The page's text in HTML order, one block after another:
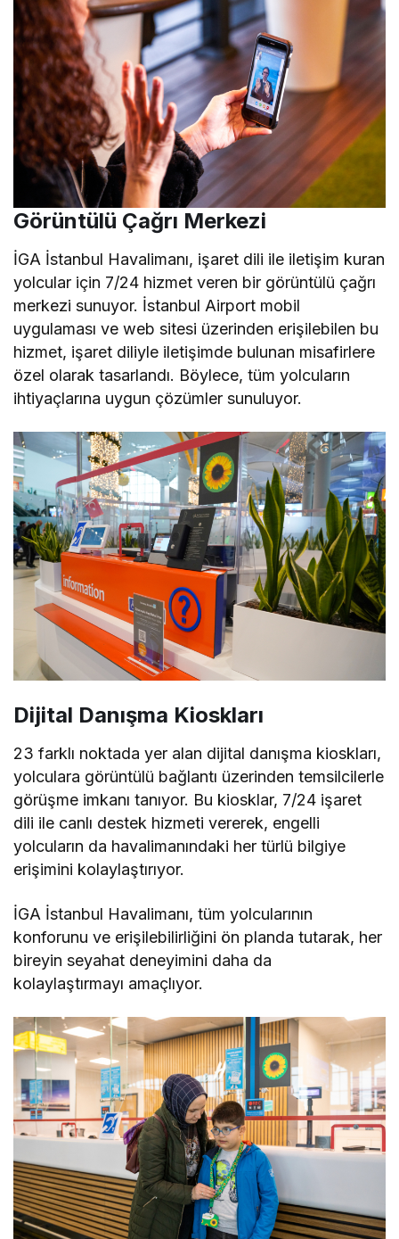
Görüntülü Çağrı Merkezi
İGA İstanbul Havalimanı, işaret dili ile iletişim kuran
yolcular için 7/24 hizmet veren bir görüntülü çağrı
merkezi sunuyor. İstanbul Airport mobil
uygulaması ve web sitesi üzerinden erişilebilen bu
hizmet, işaret diliyle iletişimde bulunan misafirlere
özel olarak tasarlandı. Böylece, tüm yolcuların
ihtiyaçlarına uygun çözümler sunuluyor.
Dijital Danışma Kioskları
23 farklı noktada yer alan dijital danışma kioskları,
yolculara görüntülü bağlantı üzerinden temsilcilerle
görüşme imkanı tanıyor. Bu kiosklar, 7/24 işaret
dili ile canlı destek hizmeti vererek, engelli
yolcuların da havalimanındaki her türlü bilgiye
erişimini kolaylaştırıyor.
İGA İstanbul Havalimanı, tüm yolcularının
konforunu ve erişilebilirliğini ön planda tutarak, her
bireyin seyahat deneyimini daha da
kolaylaştırmayı amaçlıyor.